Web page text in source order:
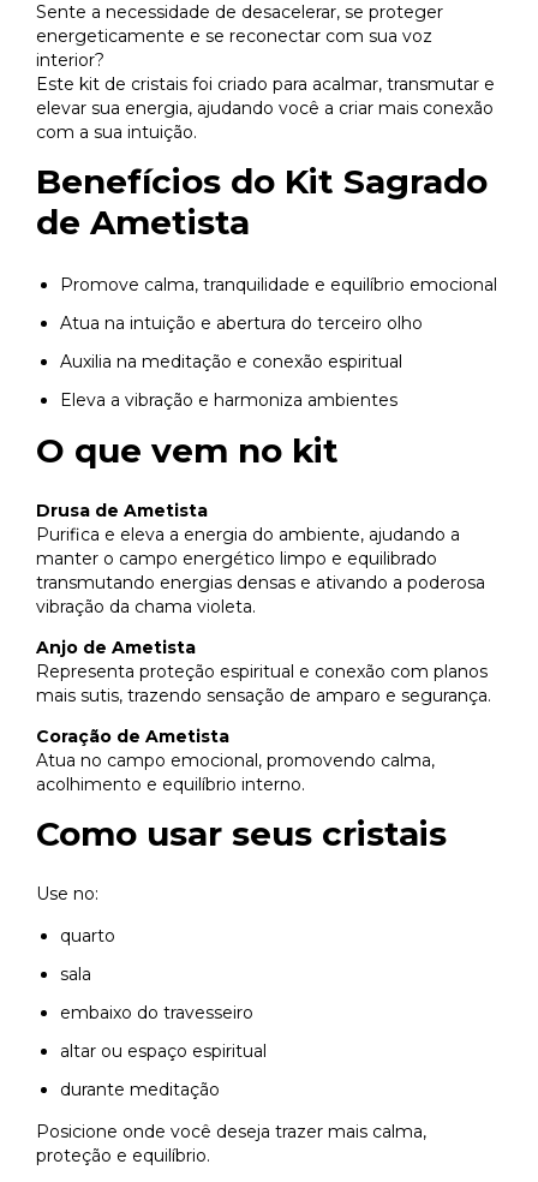
Sente a necessidade de desacelerar, se proteger
energeticamente e se reconectar com sua voz
interior?
Este kit de cristais foi criado para acalmar, transmutar e
elevar sua energia, ajudando você a criar mais conexão
com a sua intuição.
Benefícios do Kit Sagrado
de Ametista
Promove calma, tranquilidade e equilíbrio emocional
Atua na intuição e abertura do terceiro olho
Auxilia na meditação e conexão espiritual
Eleva a vibração e harmoniza ambientes
O que vem no kit
Drusa de Ametista
Purifica e eleva a energia do ambiente, ajudando a
manter o campo energético limpo e equilibrado
transmutando energias densas e ativando a poderosa
vibração da chama violeta.
Anjo de Ametista
Representa proteção espiritual e conexão com planos
mais sutis, trazendo sensação de amparo e segurança.
Coração de Ametista
Atua no campo emocional, promovendo calma,
acolhimento e equilíbrio interno.
Como usar seus cristais
Use no:
quarto
sala
embaixo do travesseiro
altar ou espaço espiritual
durante meditação
Posicione onde você deseja trazer mais calma,
proteção e equilíbrio.